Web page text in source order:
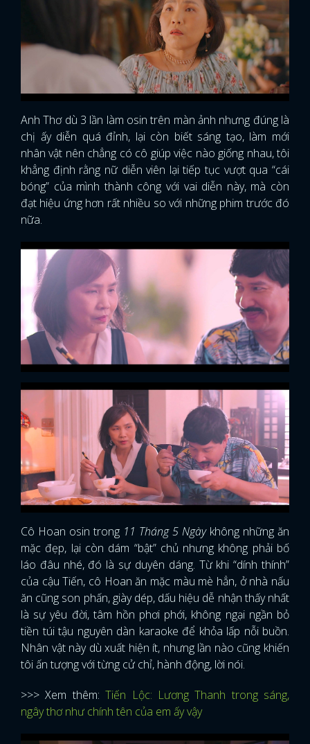
Anh Thơ dù 3 lần làm osin trên màn ảnh nhưng đúng là
chị ấy diễn quá đỉnh, lại còn biết sáng tạo, làm mới
nhân vật nên chẳng có cô giúp việc nào giống nhau, tôi
khẳng định rằng nữ diễn viên lại tiếp tục vượt qua “cái
bóng” của mình thành công với vai diễn này, mà còn
đạt hiệu ứng hơn rất nhiều so với những phim trước đó
nữa.
Cô Hoan osin trong 11 Tháng 5 Ngàykhông những ăn
mặc đẹp, lại còn dám “bật” chủ nhưng không phải bố
láo đâu nhé, đó là sự duyên dáng. Từ khi “dính thính”
của cậu Tiến, cô Hoan ăn mặc màu mè hẳn, ở nhà nấu
ăn cũng son phấn, giày dép, dấu hiệu dễ nhận thấy nhất
là sự yêu đời, tâm hồn phơi phới, không ngại ngần bỏ
tiền túi tậu nguyên dàn karaoke để khỏa lấp nỗi buồn.
Nhân vật này dù xuất hiện ít, nhưng lần nào cũng khiến
tôi ấn tượng với từng cử chỉ, hành động, lời nói.
>>> Xem thêm:Tiến Lộc: Lương Thanh trong sáng,
ngây thơ như chính tên của em ấy vậy